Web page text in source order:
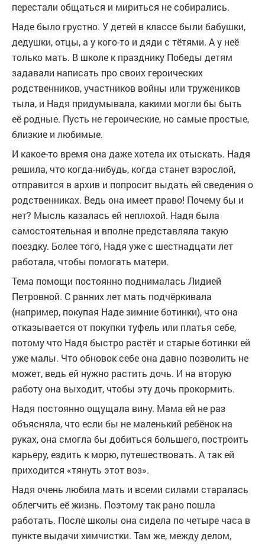
перестали общаться и мириться не собирались.
Наде было грустно. У детей в классе были бабушки,
дедушки, отцы, а у кого-то и дяди с тётями. А у неё
только мать. В школе к празднику Победы детям
задавали написать про своих героических
родственников, участников войны или тружеников
тыла, и Надя придумывала, какими могли бы быть
её родные. Пусть не героические, но самые простые,
близкие и любимые.
И какое-то время она даже хотела их отыскать. Надя
решила, что когда-нибудь, когда станет взрослой,
отправится в архив и попросит выдать ей сведения о
родственниках. Ведь она имеет право! Почему бы и
нет? Мысль казалась ей неплохой. Надя была
самостоятельная и вполне представляла такую
поездку. Более того, Надя уже с шестнадцати лет
работала, чтобы помогать матери.
Тема помощи постоянно поднималась Лидией
Петровной. С ранних лет мать подчёркивала
(например, покупая Наде зимние ботинки), что она
отказывается от покупки туфель или платья себе,
потому что Надя быстро растёт и старые ботинки ей
уже малы. Что обновок себе она давно позволить не
может, ведь ей нужно растить дочь. И на вторую
работу она выходит, чтобы эту дочь прокормить.
Надя постоянно ощущала вину. Мама ей не раз
объясняла, что если бы не маленький ребёнок на
руках, она смогла бы добиться большего, построить
карьеру, ездить к морю, путешествовать. А так ей
приходится «тянуть этот воз».
Надя очень любила мать и всеми силами старалась
облегчить её жизнь. Поэтому так рано пошла
работать. После школы она сидела по четыре часа в
пункте выдачи химчистки. Там же, между делом,